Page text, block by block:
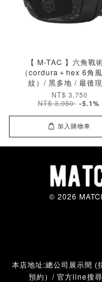
【 M-TAC 】六角戰
（cordura＋hex 6角
紋）/ 黑多地 / 最後
NT$ 3,750
NT$ 3,950 -5.1%
加入購物車
© 2026
本店地址:總公司展示間 (
預約）/ 官方line搜